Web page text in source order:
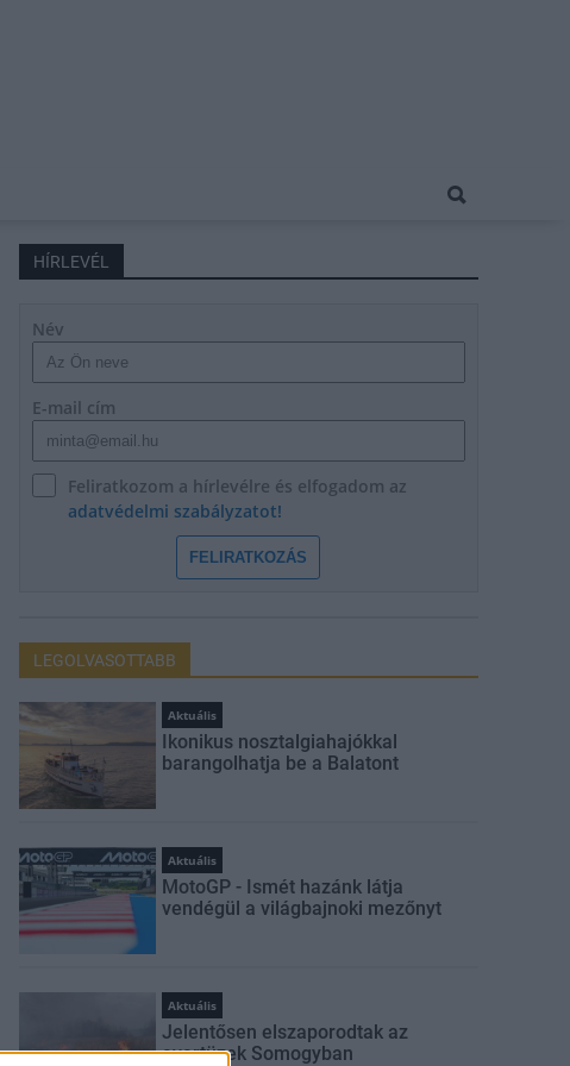
HÍRLEVÉL
Név
E-mail cím
Feliratkozom a hírlevélre és elfogadom az
adatvédelmi szabályzatot!
FELIRATKOZÁS
LEGOLVASOTTABB
Aktuális
Ikonikus nosztalgiahajókkal
barangolhatja be a Balatont
Aktuális
MotoGP - Ismét hazánk látja
vendégül a világbajnoki mezőnyt
Aktuális
Jelentősen elszaporodtak az
avartüzek Somogyban